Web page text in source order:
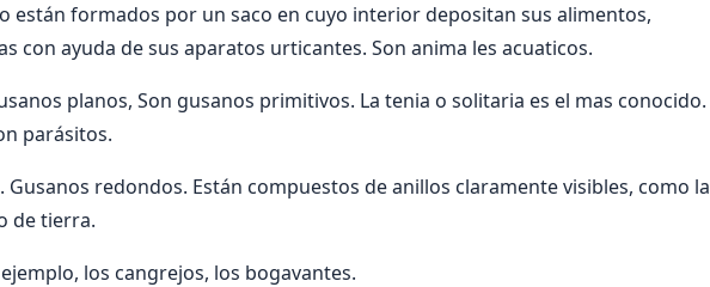
están formados por un saco en cuyo interior depositan sus alimentos,
con ayuda de sus aparatos urticantes. Son anima les acuaticos.
planos, Son gusanos primitivos. La tenia o solitaria es el mas conocido.
parásitos.
. Gusanos redondos. Están compuestos de anillos claramente visibles, como la
de tierra.
los cangrejos, los bogavantes.